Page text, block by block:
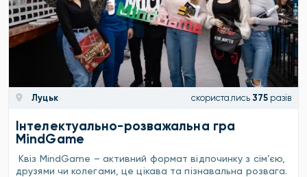
Луцьк скористались 375 разів
Інтелектуально-розважальна гра
MindGame
Квіз MindGame – активний формат відпочинку з сім’єю,
друзями чи колегами, це цікава та пізнавальна розвага.